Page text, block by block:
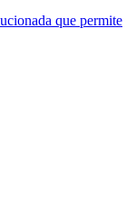
que permite